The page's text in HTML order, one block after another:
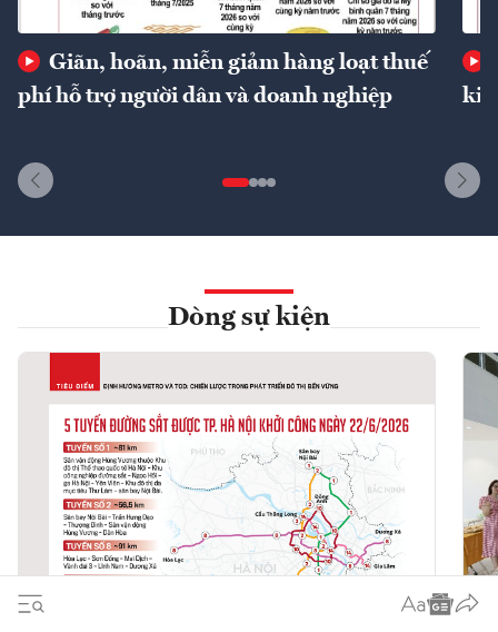
Giãn, hoãn, miễn giảm hàng loạt thuế
phí hỗ trợ người dân và doanh nghiệp
Dòng sự kiện